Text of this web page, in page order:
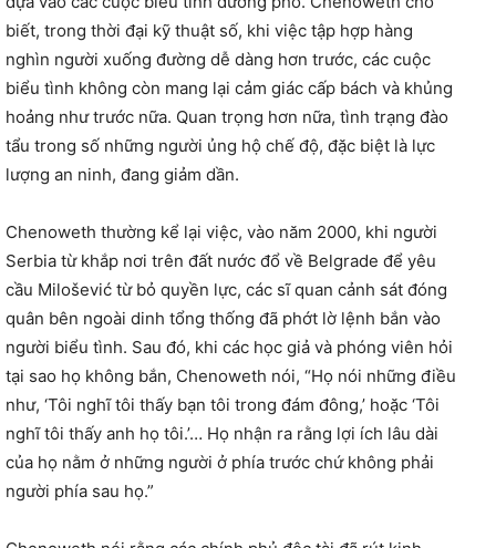
biết, trong thời đại kỹ thuật số, khi việc tập hợp hàng
nghìn người xuống đường dễ dàng hơn trước, các cuộc
biểu tình không còn mang lại cảm giác cấp bách và khủng
hoảng như trước nữa. Quan trọng hơn nữa, tình trạng đào
tẩu trong số những người ủng hộ chế độ, đặc biệt là lực
lượng an ninh, đang giảm dần.
Chenoweth thường kể lại việc, vào năm 2000, khi người
Serbia từ khắp nơi trên đất nước đổ về Belgrade để yêu
cầu Milošević từ bỏ quyền lực, các sĩ quan cảnh sát đóng
quân bên ngoài dinh tổng thống đã phớt lờ lệnh bắn vào
người biểu tình. Sau đó, khi các học giả và phóng viên hỏi
tại sao họ không bắn, Chenoweth nói, “Họ nói những điều
như, ‘Tôi nghĩ tôi thấy bạn tôi trong đám đông,’ hoặc ‘Tôi
nghĩ tôi thấy anh họ tôi.’… Họ nhận ra rằng lợi ích lâu dài
của họ nằm ở những người ở phía trước chứ không phải
người phía sau họ.”